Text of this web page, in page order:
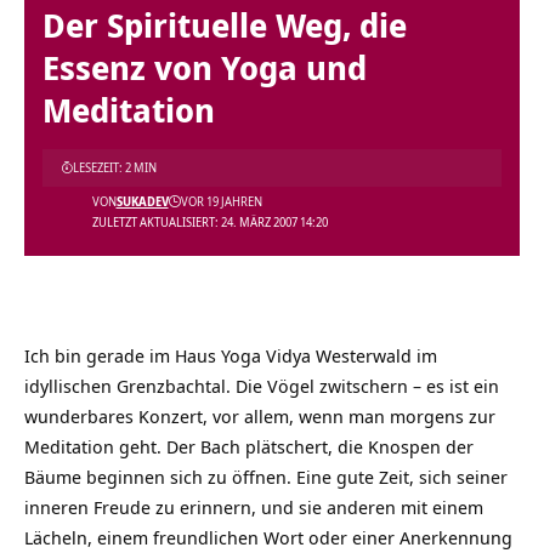
Der Spirituelle Weg, die
Essenz von Yoga und
Meditation
ZULETZT AKTUALISIERT: 24. MÄRZ 2007 14:20
VONSUKADEV VOR 19 JAHREN
LESEZEIT: 2 MIN
Ich bin gerade im Haus Yoga Vidya Westerwald im
idyllischen Grenzbachtal. Die Vögel zwitschern – es ist ein
wunderbares Konzert, vor allem, wenn man morgens zur
Meditation geht. Der Bach plätschert, die Knospen der
Bäume beginnen sich zu öffnen. Eine gute Zeit, sich seiner
inneren Freude zu erinnern, und sie anderen mit einem
Lächeln, einem freundlichen Wort oder einer Anerkennung